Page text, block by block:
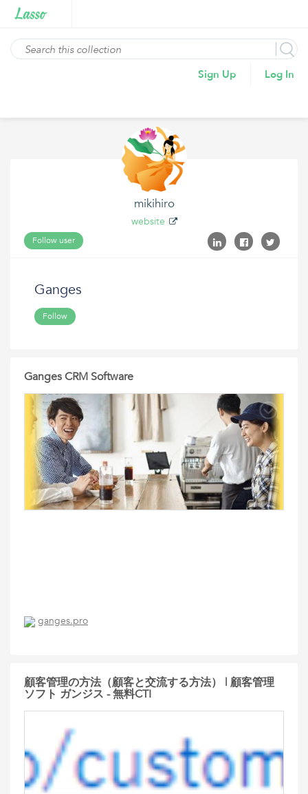
Sign Up Log In
mikihiro
website
Follow user
Ganges
Follow
Ganges CRM Software
ganges.pro
顧客管理の方法（顧客と交流する方法） | 顧客管理
ソフト ガンジス - 無料CTI